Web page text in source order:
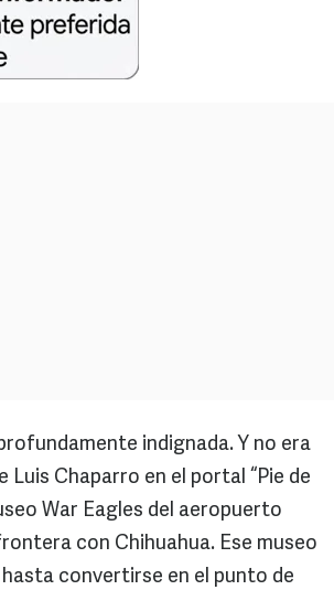
indignada. Y no era
Luis Chaparro en el portal “Pie de
War Eagles del aeropuerto
con Chihuahua. Ese museo
convertirse en el punto de